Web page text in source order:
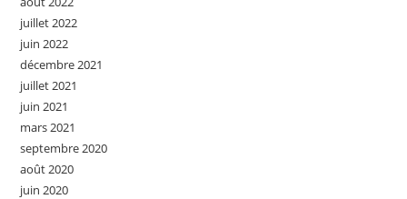
juillet 2022
juin 2022
décembre 2021
juillet 2021
juin 2021
mars 2021
septembre 2020
août 2020
juin 2020